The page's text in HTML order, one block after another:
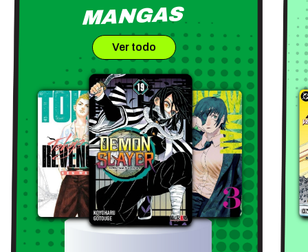
MANGAS
Ver todo